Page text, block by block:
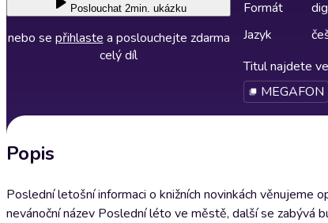
Poslouchat 2min. ukázku
nebo se přihlaste a poslouchejte zdarma
celý díl
Formát
Jazyk
Titul najdete
MEGAFON
Popis
Poslední letošní informaci o knižních novinkách věnujeme
nevánoční název Poslední léto ve městě, další se zabývá